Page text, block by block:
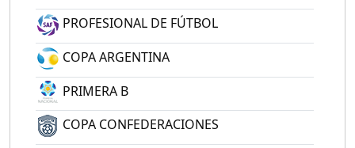
PROFESIONAL DE FÚTBOL
COPA ARGENTINA
PRIMERA B
COPA CONFEDERACIONES